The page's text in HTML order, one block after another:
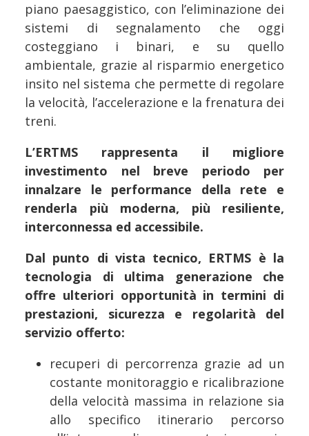
piano paesaggistico, con l’eliminazione dei
sistemi di segnalamento che oggi
costeggiano i binari, e su quello
ambientale, grazie al risparmio energetico
insito nel sistema che permette di regolare
la velocità, l’accelerazione e la frenatura dei
treni.
L’ERTMS rappresenta il migliore
investimento nel breve periodo per
innalzare le performance della rete e
renderla più moderna, più resiliente,
interconnessa ed accessibile.
Dal punto di vista tecnico, ERTMS è la
tecnologia di ultima generazione che
offre ulteriori opportunità in termini di
prestazioni, sicurezza e regolarità del
servizio offerto:
recuperi di percorrenza grazie ad un
costante monitoraggio e ricalibrazione
della velocità massima in relazione sia
allo specifico itinerario percorso